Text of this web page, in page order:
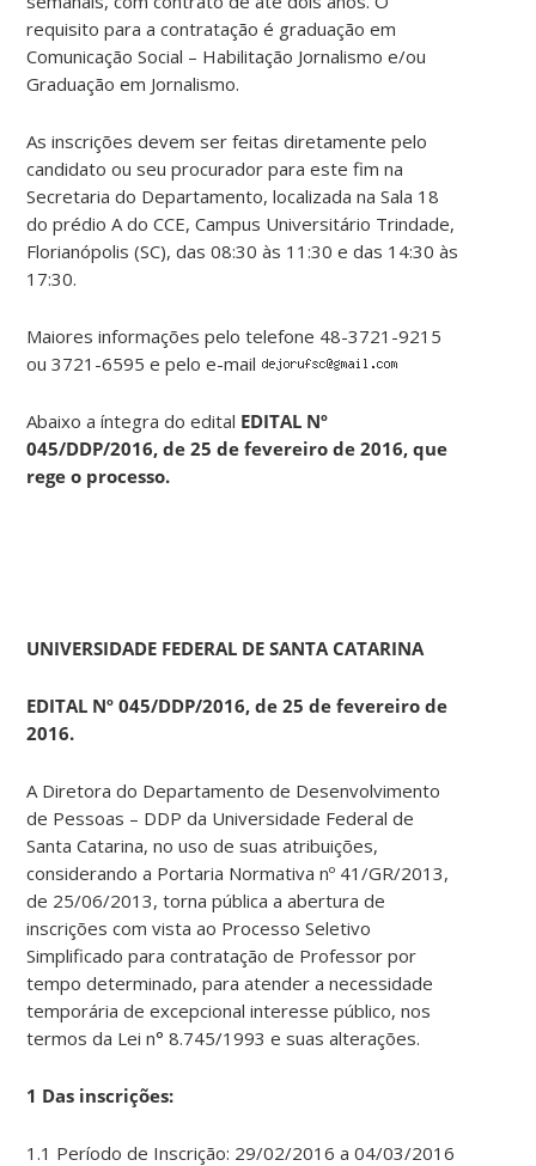
requisito para a contratação é graduação em
Comunicação Social – Habilitação Jornalismo e/ou
Graduação em Jornalismo.
As inscrições devem ser feitas diretamente pelo
candidato ou seu procurador para este fim na
Secretaria do Departamento, localizada na Sala 18
do prédio A do CCE, Campus Universitário Trindade,
Florianópolis (SC), das 08:30 às 11:30 e das 14:30 às
17:30.
Maiores informações pelo telefone 48-3721-9215
ou 3721-6595 e pelo e-mail
Abaixo a íntegra do edital EDITAL Nº
045/DDP/2016, de 25 de fevereiro de 2016, que
rege o processo.
UNIVERSIDADE FEDERAL DE SANTA CATARINA
EDITAL Nº045/DDP/2016, de 25 de fevereiro de
2016.
A Diretora do Departamento de Desenvolvimento
de Pessoas – DDP da Universidade Federal de
Santa Catarina, no uso de suas atribuições,
considerando a Portaria Normativa nº 41/GR/2013,
de 25/06/2013, torna pública a abertura de
inscrições com vista ao Processo Seletivo
Simplificado para contratação de Professor por
tempo determinado, para atender a necessidade
temporária de excepcional interesse público, nos
termos da Lei n° 8.745/1993 e suas alterações.
1 Das inscrições:
1.1 Período de Inscrição: 29/02/2016 a 04/03/2016